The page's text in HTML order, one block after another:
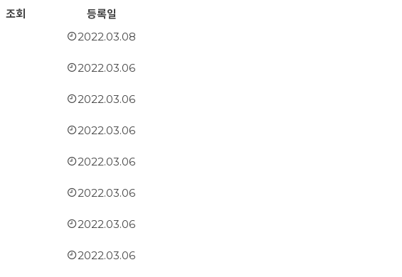
조회 등록일
2022.03.08
2022.03.06
2022.03.06
2022.03.06
2022.03.06
2022.03.06
2022.03.06
2022.03.06